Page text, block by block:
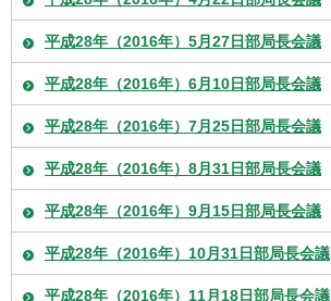
平成28年（2016年）5月27日部局長会議
平成28年（2016年）6月10日部局長会議
平成28年（2016年）7月25日部局長会議
平成28年（2016年）8月31日部局長会議
平成28年（2016年）9月15日部局長会議
平成28年（2016年）10月31日部局長会議
平成28年（2016年）11月18日部局長会議